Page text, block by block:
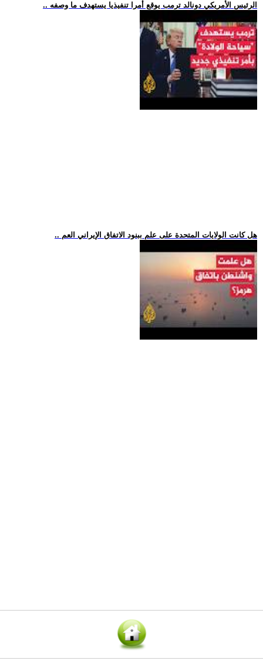
.. الرئيس الأمريكي دونالد ترمب يوقع أمرا تنفيذيا يستهدف ما وصفه
.. هل كانت الولايات المتحدة على علم ببنود الاتفاق الإيراني العم